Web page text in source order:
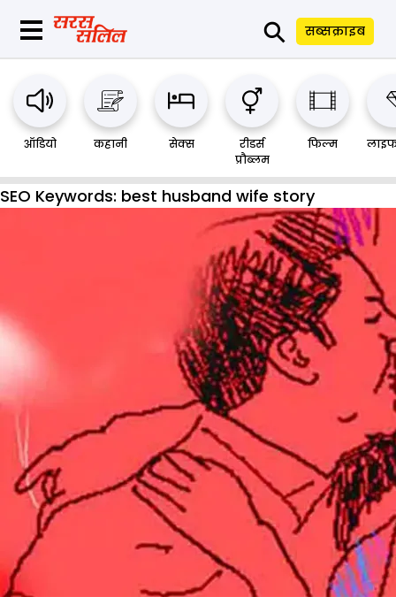
⚲ सब्सक्राइब
ऑडियो कहानी सेक्स
रीडर्स
प्रौब्लम
फिल्म
SEO Keywords: best husband wife story